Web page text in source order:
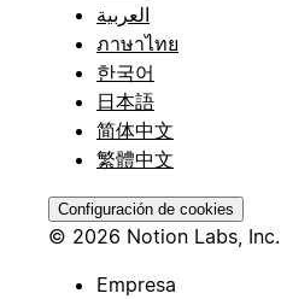
العربية
ภาษาไทย
한국어
日本語
简体中文
繁體中文
Configuración de cookies
© 2026 Notion Labs, Inc.
Empresa